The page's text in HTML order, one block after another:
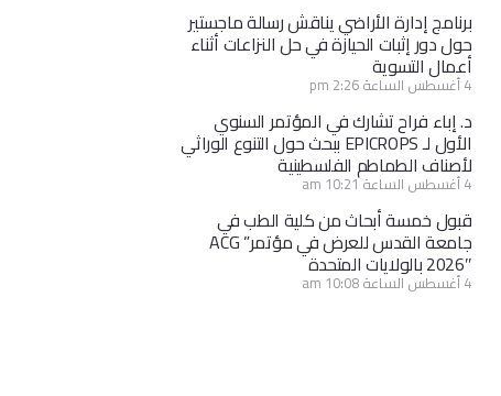
برنامج إدارة الأراضي يناقش رسالة ماجستير
حول دور إثبات الحيازة في حل النزاعات أثناء
أعمال التسوية
4 أغسطس الساعة 2:26 pm
د. إباء فراح تشارك في المؤتمر السنوي
الأول لـ EPICROPS ببحث حول التنوع الوراثي
لأصناف الطماطم الفلسطينية
4 أغسطس الساعة 10:21 am
قبول خمسة أبحاث من كلية الطب في
جامعة القدس للعرض في مؤتمر” ACG
2026″ بالولايات المتحدة
4 أغسطس الساعة 10:08 am